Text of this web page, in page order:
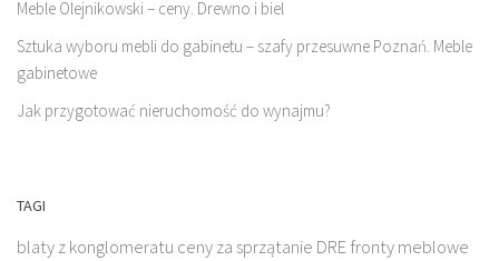
Meble Olejnikowski – ceny. Drewno i biel
Sztuka wyboru mebli do gabinetu – szafy przesuwne Poznań. Meble
gabinetowe
Jak przygotować nieruchomość do wynajmu?
TAGI
blaty z konglomeratu ceny za sprzątanie DRE fronty meblowe